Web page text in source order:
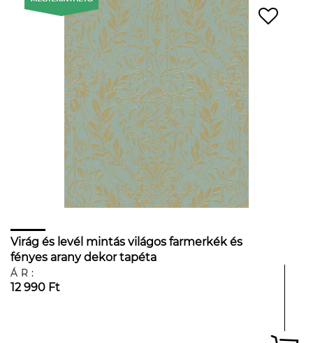
Virág és levél mintás világos farmerkék és
fényes arany dekor tapéta
ÁR:
12 990 Ft